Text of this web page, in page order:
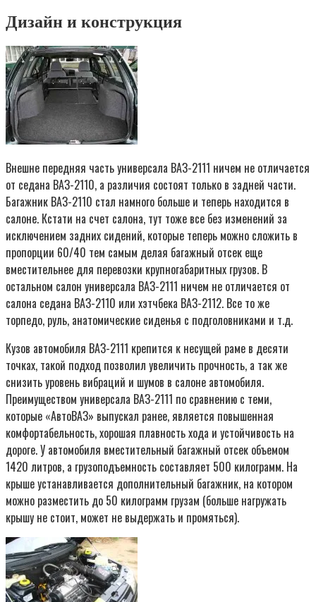
Дизайн и конструкция
Внешне передняя часть универсала ВАЗ-2111 ничем не отличается
от седана ВАЗ-2110, а различия состоят только в задней части.
Багажник ВАЗ-2110 стал намного больше и теперь находится в
салоне. Кстати на счет салона, тут тоже все без изменений за
исключением задних сидений, которые теперь можно сложить в
пропорции 60/40 тем самым делая багажный отсек еще
вместительнее для перевозки крупногабаритных грузов. В
остальном салон универсала ВАЗ-2111 ничем не отличается от
салона седана ВАЗ-2110 или хэтчбека ВАЗ-2112. Все то же
торпедо, руль, анатомические сиденья с подголовниками и т.д.
Кузов автомобиля ВАЗ-2111 крепится к несущей раме в десяти
точках, такой подход позволил увеличить прочность, а так же
снизить уровень вибраций и шумов в салоне автомобиля.
Преимуществом универсала ВАЗ-2111 по сравнению с теми,
которые «АвтоВАЗ» выпускал ранее, является повышенная
комфортабельность, хорошая плавность хода и устойчивость на
дороге. У автомобиля вместительный багажный отсек объемом
1420 литров, а грузоподъемность составляет 500 килограмм. На
крыше устанавливается дополнительный багажник, на котором
можно разместить до 50 килограмм грузам (больше нагружать
крышу не стоит, может не выдержать и промяться).